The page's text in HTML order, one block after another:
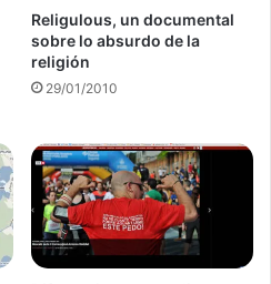
Religulous, un documental
sobre lo absurdo de la
religión
29/01/2010